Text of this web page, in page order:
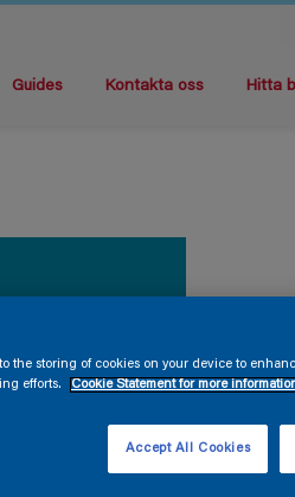
Guides Kontakta oss Hitta
the storing of cookies on your device to
efforts.
Cookie Statement for more
Accept All Cookies